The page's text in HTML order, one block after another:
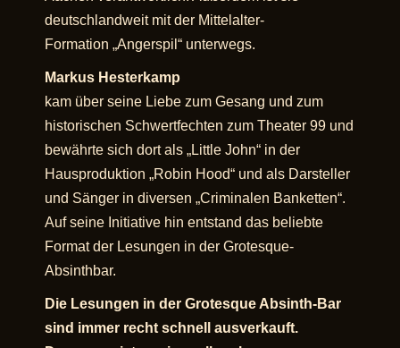
deutschlandweit mit der Mittelalter-
Formation „Angerspil“ unterwegs.
Markus Hesterkamp
kam über seine Liebe zum Gesang und zum
historischen Schwertfechten zum Theater 99 und
bewährte sich dort als „Little John“ in der
Hausproduktion „Robin Hood“ und als Darsteller
und Sänger in diversen „Criminalen Banketten“.
Auf seine Initiative hin entstand das beliebte
Format der Lesungen in der Grotesque-
Absinthbar.
Die Lesungen in der Grotesque Absinth-Bar
sind immer recht schnell ausverkauft.